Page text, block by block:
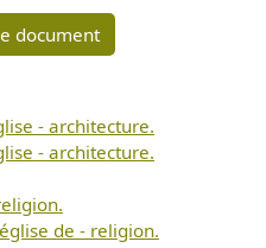
document
- architecture.
- architecture.
de - religion.